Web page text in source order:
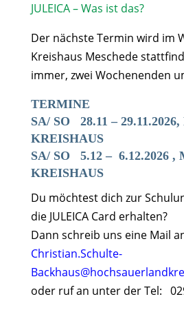
JULEICA – Was ist das?
Der nächste Termin wird im
Kreishaus Meschede
immer, zwei Wochenenden
TERMINE
SA/ SO 28.11 –
KREISHAUS
SA/ SO 5.12 – 6.12.2026 ,
KREISHAUS
Du möchtest dich zur
die JULEICA Card erhalten?
Dann schreib uns eine Mail
Christian.Schulte-
oder ruf an unter der Tel: